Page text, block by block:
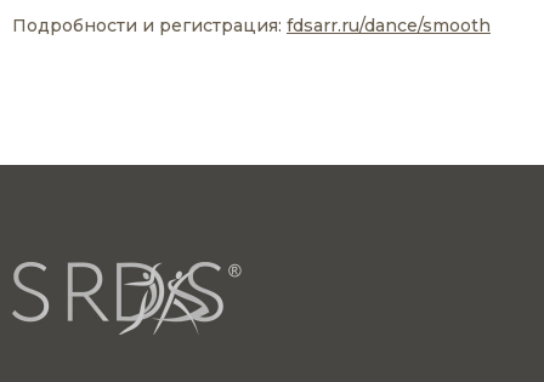
Подробности и регистрация: fdsarr.ru/dance/smooth